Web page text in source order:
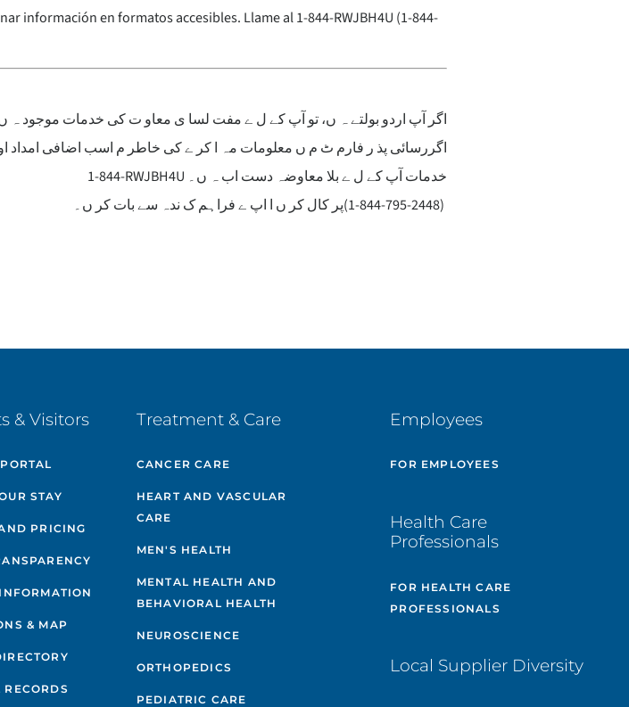
información en formatos accesibles. Llame al 1-844-RWJBH4U (1-844-
اگر آپ اردو بولتے ہ ں، تو آپ کے ل ے مفت لسا ی معاو ت کی خدمات موجود
اگررسائی پذ ر فارم ٹ م ں معلومات مہ ا کر ے کی خاطر م اسب اضافی
خدمات آپ کے ل ے بلا معاوضہ دست اب ہ ں۔ 1-844-RWJBH4U
(1-844-795-2448)پر کال کر ں ا اپ ے فراہم ک ندہ سے بات کر ں۔
& Visitors
STAY
PRICING
& MAP
Treatment & Care
CANCER CARE
HEART AND VASCULAR
CARE
MEN'S HEALTH
MENTAL HEALTH AND
BEHAVIORAL HEALTH
NEUROSCIENCE
ORTHOPEDICS
PEDIATRIC CARE
Employees
FOR EMPLOYEES
Health Care
Professionals
FOR HEALTH CARE
PROFESSIONALS
Local Supplier Diversity